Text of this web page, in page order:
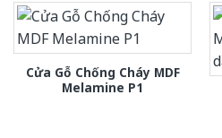
Cửa Gỗ Chống Cháy MDF
Melamine P1